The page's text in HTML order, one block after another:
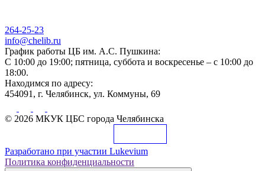
264-25-23
info@chelib.ru
График работы ЦБ им. А.С. Пушкина:
С 10:00 до 19:00; пятница, суббота и воскресенье – с 10:00 до
18:00.
Находимся по адресу:
454091, г. Челябинск, ул. Коммуны, 69
© 2026 МКУК ЦБС города Челябинска
Разработано при участии Lukevium
Политика конфиденциальности